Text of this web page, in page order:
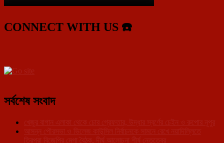
CONNECT WITH US ☎️
সর্বশেষ সংবাদ
খেজুর বাগান এলাকা থেকে চোর গ্রেফতার, উদ্ধার স্বর্ণের চেইন ও রুপোর নূপুর
আসন্ন পৌরসভা ও ভিলেজ কাউন্সিল নির্বাচনকে সামনে রেখে নয়াদিল্লিতে
ত্রিপুরা বিজেপির মেগা বৈঠক, দীর্ঘ আলোচনা শীর্ষ নেতৃত্বের